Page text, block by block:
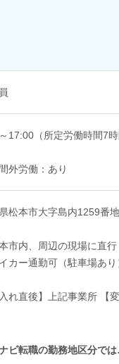
17:00（所定労働時間7
外労働：あり
松本市大字島内1259番
市内、周辺の現場に直行
カー通勤可（駐車場あり
れ直後】上記事業所 【
ビ転職の勤務地区分で